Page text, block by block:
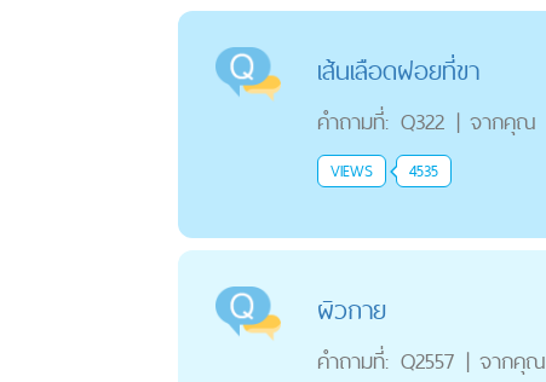
เส้นเลือดฝอยที่ขา
คำถามที่: Q322 | จากคุณ
VIEWS 4535
ผิวกาย
คำถามที่: Q2557 | จากคุณ